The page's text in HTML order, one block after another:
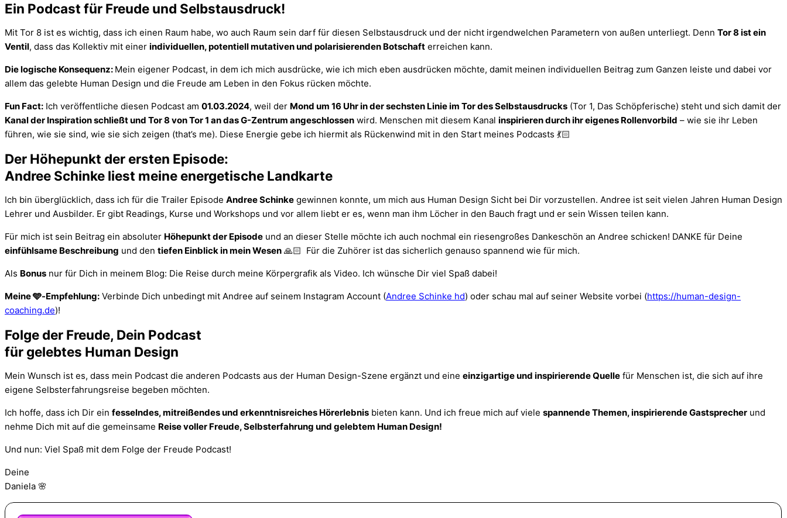
Ein Podcast für Freude und Selbstausdruck!
Mit Tor 8 ist es wichtig, dass ich einen Raum habe, wo auch Raum sein darf für diesen Selbstausdruck und der nicht irgendwelchen Parametern von außen unterliegt. Denn Tor 8 ist ein
Ventil, dass das Kollektiv mit einer individuellen, potentiell mutativen und polarisierenden Botschaft erreichen kann.
Die logische Konsequenz: Mein eigener Podcast, in dem ich mich ausdrücke, wie ich mich eben ausdrücken möchte, damit meinen individuellen Beitrag zum Ganzen leiste und dabei vor
allem das gelebte Human Design und die Freude am Leben in den Fokus rücken möchte.
Fun Fact: Ich veröffentliche diesen Podcast am 01.03.2024, weil der Mond um 16 Uhr in der sechsten Linie im Tor des Selbstausdrucks (Tor 1, Das Schöpferische) steht und sich damit der
Kanal der Inspiration schließt und Tor 8 von Tor 1 an das G-Zentrum angeschlossen wird. Menschen mit diesem Kanal inspirieren durch ihr eigenes Rollenvorbild – wie sie ihr Leben
führen, wie sie sind, wie sie sich zeigen (that’s me). Diese Energie gebe ich hiermit als Rückenwind mit in den Start meines Podcasts 💃🏻
Der Höhepunkt der ersten Episode:
Andree Schinke liest meine energetische Landkarte
Ich bin überglücklich, dass ich für die Trailer Episode Andree Schinke gewinnen konnte, um mich aus Human Design Sicht bei Dir vorzustellen. Andree ist seit vielen Jahren Human Design
Lehrer und Ausbilder. Er gibt Readings, Kurse und Workshops und vor allem liebt er es, wenn man ihm Löcher in den Bauch fragt und er sein Wissen teilen kann.
Für mich ist sein Beitrag ein absoluter Höhepunkt der Episode und an dieser Stelle möchte ich auch nochmal ein riesengroßes Dankeschön an Andree schicken! DANKE für Deine
einfühlsame Beschreibung und den tiefen Einblick in mein Wesen 🙏🏻 Für die Zuhörer ist das sicherlich genauso spannend wie für mich.
Als Bonus nur für Dich in meinem Blog: Die Reise durch meine Körpergrafik als Video. Ich wünsche Dir viel Spaß dabei!
Meine 🩵-Empfehlung: Verbinde Dich unbedingt mit Andree auf seinem Instagram Account (Andree Schinke hd) oder schau mal auf seiner Website vorbei (https://human-design-
coaching.de)!
Folge der Freude, Dein Podcast
für gelebtes Human Design
Mein Wunsch ist es, dass mein Podcast die anderen Podcasts aus der Human Design-Szene ergänzt und eine einzigartige und inspirierende Quelle für Menschen ist, die sich auf ihre
eigene Selbsterfahrungsreise begeben möchten.
Ich hoffe, dass ich Dir ein fesselndes, mitreißendes und erkenntnisreiches Hörerlebnis bieten kann. Und ich freue mich auf viele spannende Themen, inspirierende Gastsprecher und
nehme Dich mit auf die gemeinsame Reise voller Freude, Selbsterfahrung und gelebtem Human Design!
Und nun: Viel Spaß mit dem Folge der Freude Podcast!
Deine
Daniela 🌸